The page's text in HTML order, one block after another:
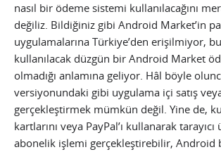
nasıl bir ödeme sistemi kullanılacağını
değiliz. Bildiğiniz gibi Android Market’in
uygulamalarına Türkiye’den erişilmiyor,
kullanılacak düzgün bir Android Market
olmadığı anlamına geliyor. Hâl böyle
versiyonundaki gibi uygulama içi satış
gerçekleştirmek mümkün değil. Yine de,
kartlarını veya PayPal’ı kullanarak
abonelik işlemi gerçekleştirebilir, Android